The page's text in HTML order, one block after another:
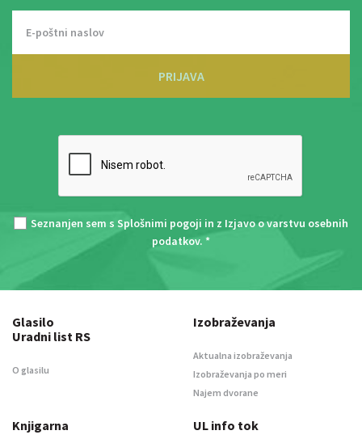
PRIJAVA
Seznanjen sem s Splošnimi pogoji in z Izjavo o varstvu osebnih
podatkov. *
Glasilo
Uradni list RS
O glasilu
Izobraževanja
Aktualna izobraževanja
Izobraževanja po meri
Najem dvorane
Knjigarna UL info tok